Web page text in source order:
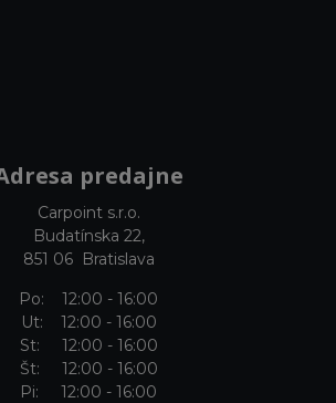
predajne
Carpoint s.r.o.
Budatínska 22,
851 06 Bratislava
Po: 12:00 - 16:00
Ut: 12:00 - 16:00
St: 12:00 - 16:00
Št: 12:00 - 16:00
Pi: 12:00 - 16:00